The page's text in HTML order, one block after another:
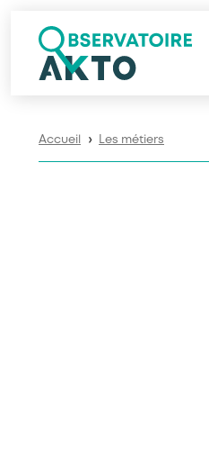
Accueil ❯ Les métiers